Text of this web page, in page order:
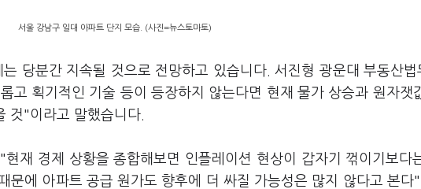
서울 강남구 일대 아파트 단지 모습. (사진=뉴스토마토)
당분간 지속될 것으로 전망하고 있습니다. 서진형 광운대 부동산법
고 획기적인 기술 등이 등장하지 않는다면 현재 물가 상승과 원자잿
것"이라고 말했습니다.
재 경제 상황을 종합해보면 인플레이션 현상이 갑자기 꺾이기보다
문에 아파트 공급 원가도 향후에 더 싸질 가능성은 많지 않다고 본다